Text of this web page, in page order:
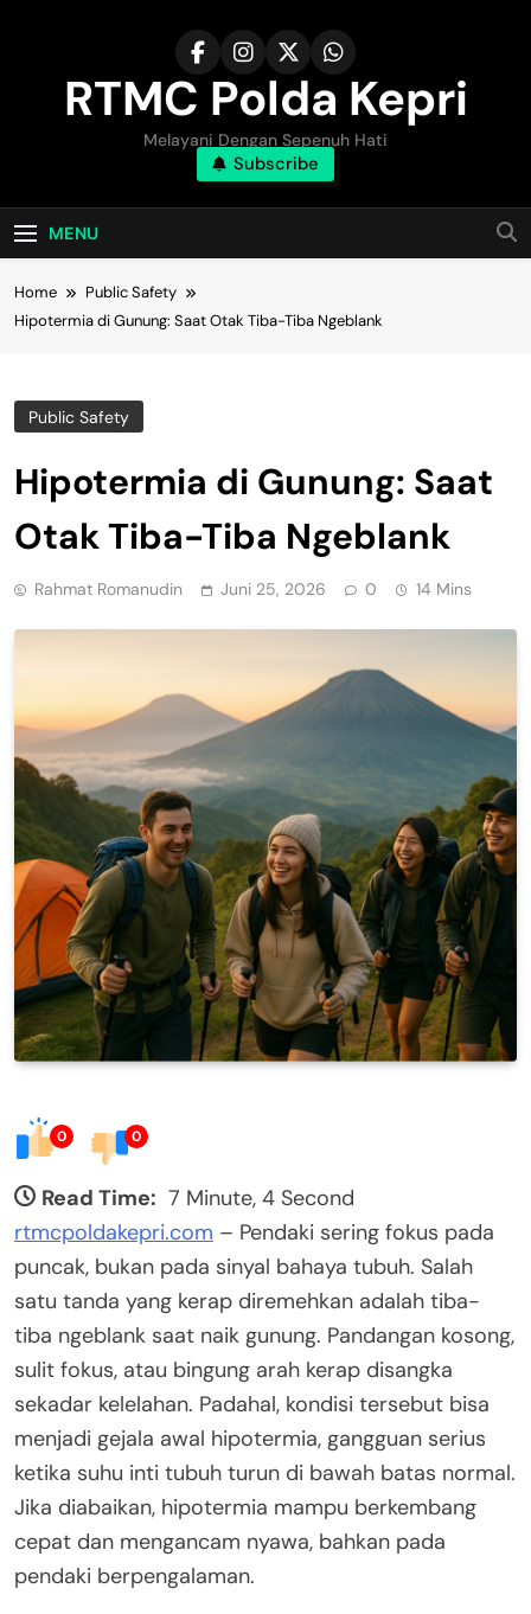
RTMC Polda Kepri
Melayani Dengan Sepenuh Hati
Subscribe
MENU
Home
Public Safety
Hipotermia di Gunung: Saat Otak Tiba-Tiba Ngeblank
Public Safety
Hipotermia di Gunung: Saat
Otak Tiba-Tiba Ngeblank
Rahmat Romanudin Juni 25, 2026 0 14 Mins
0 0
Read Time: 7 Minute, 4 Second
rtmcpoldakepri.com – Pendaki sering fokus pada
puncak, bukan pada sinyal bahaya tubuh. Salah
satu tanda yang kerap diremehkan adalah tiba-
tiba ngeblank saat naik gunung. Pandangan kosong,
sulit fokus, atau bingung arah kerap disangka
sekadar kelelahan. Padahal, kondisi tersebut bisa
menjadi gejala awal hipotermia, gangguan serius
ketika suhu inti tubuh turun di bawah batas normal.
Jika diabaikan, hipotermia mampu berkembang
cepat dan mengancam nyawa, bahkan pada
pendaki berpengalaman.